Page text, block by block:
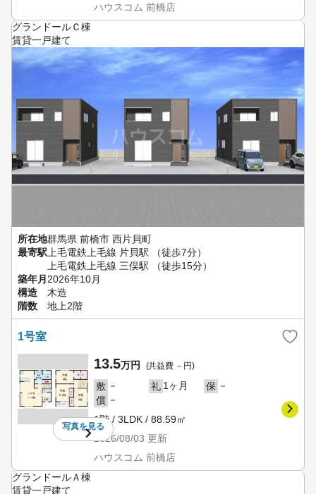
ハウスコム 前橋店
グランドールＣ棟
賃貸一戸建て
所在地群馬県 前橋市 西片貝町
最寄駅 上毛電鉄上毛線 片貝駅 （徒歩7分）
上毛電鉄上毛線 三俣駅 （徒歩15分）
築年月 2026年10月
構造
木造
階数
地上2階
1号室
写真を見る
13.5万円 (共益費 －円)
敷 － 礼 1ヶ月 保 －
償 －
1階 / 3LDK / 88.59㎡
2026/08/03 更新
ハウスコム 前橋店
グランドールＡ棟
賃貸一戸建て